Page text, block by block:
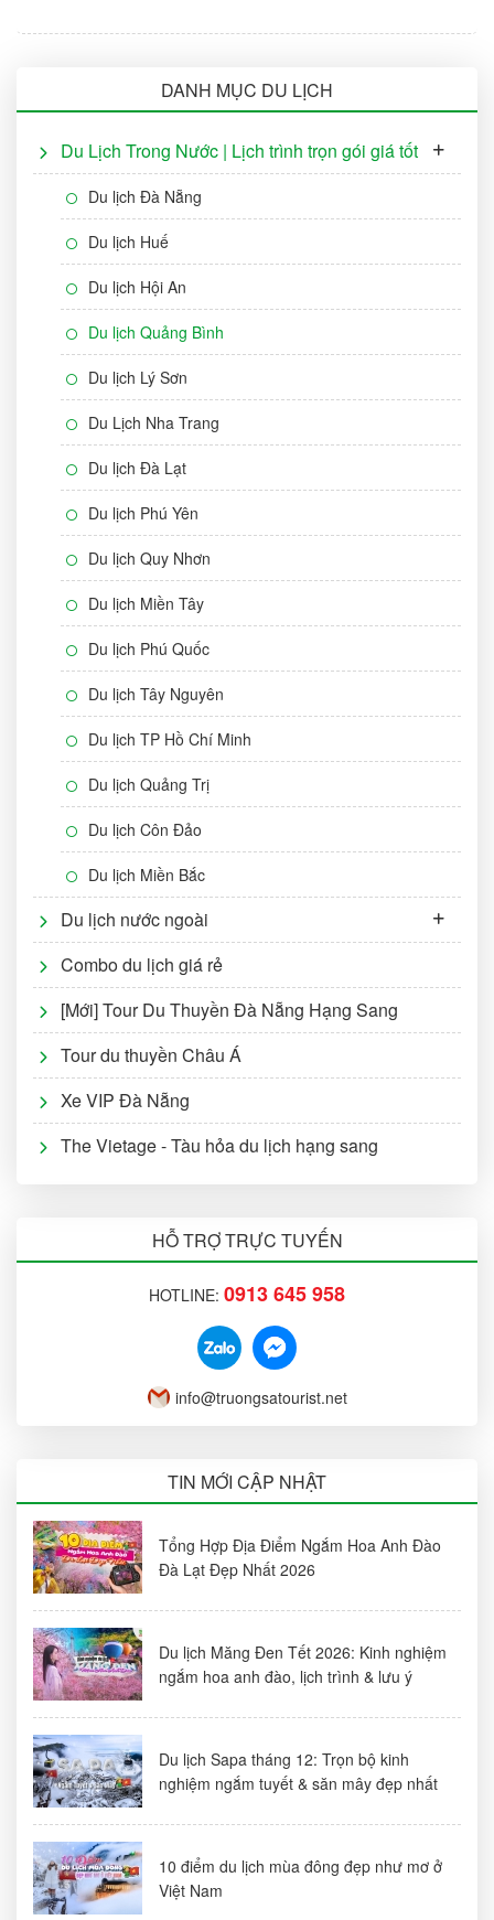
DANH MỤC DU LỊCH
Du Lịch Trong Nước | Lịch trình trọn gói giá tốt
Du lịch Đà Nẵng
Du lịch Huế
Du lịch Hội An
Du lịch Quảng Bình
Du lịch Lý Sơn
Du Lịch Nha Trang
Du lịch Đà Lạt
Du lịch Phú Yên
Du lịch Quy Nhơn
Du lịch Miền Tây
Du lịch Phú Quốc
Du lịch Tây Nguyên
Du lịch TP Hồ Chí Minh
Du lịch Quảng Trị
Du lịch Côn Đảo
Du lịch Miền Bắc
Du lịch nước ngoài
Combo du lịch giá rẻ
[Mới] Tour Du Thuyền Đà Nẵng Hạng Sang
Tour du thuyền Châu Á
Xe VIP Đà Nẵng
The Vietage - Tàu hỏa du lịch hạng sang
HỖ TRỢ TRỰC TUYẾN
HOTLINE: 0913 645 958
info@truongsatourist.net
TIN MỚI CẬP NHẬT
Tổng Hợp Địa Điểm Ngắm Hoa Anh Đào
Đà Lạt Đẹp Nhất 2026
Du lịch Măng Đen Tết 2026: Kinh nghiệm
ngắm hoa anh đào, lịch trình & lưu ý
Du lịch Sapa tháng 12: Trọn bộ kinh
nghiệm ngắm tuyết & săn mây đẹp nhất
10 điểm du lịch mùa đông đẹp như mơ ở
Việt Nam